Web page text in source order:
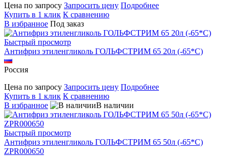
Цена по запросу Запросить цену Подробнее
Купить в 1 клик К сравнению
В избранное Под заказ
Быстрый просмотр
Антифриз этиленгликоль ГОЛЬФСТРИМ 65 20л (-65*С)
Россия
Цена по запросу Запросить цену Подробнее
Купить в 1 клик К сравнению
В избранное
В наличии
Быстрый просмотр
Антифриз этиленгликоль ГОЛЬФСТРИМ 65 50л (-65*С)
ZPR000650